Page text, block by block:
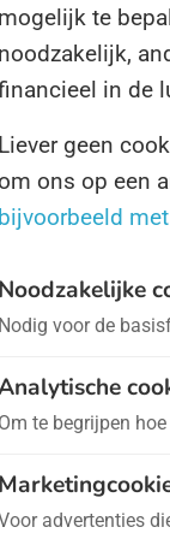
als
puurste
Dag is in het
organisatie die
zelf langs
plekken
informatie is
van
u her en der
mogelijk te
noodzakelijk,
in de
Liever geen
om ons op een
bijvoorbeeld
Noodzakelijke
Nodig voor de
Om te begrijpen
advertenties